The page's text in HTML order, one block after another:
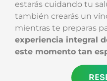
estarás cuidando tu
también crearás un
mientras te preparas
experiencia integral
este momento tan